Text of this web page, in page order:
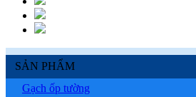
SẢN PHẨM
Gạch ốp tường